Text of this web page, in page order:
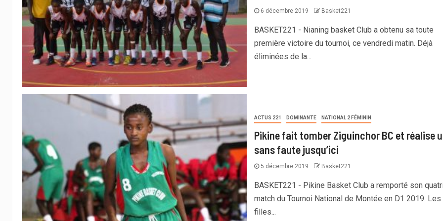
6 décembre 2019 Basket221
BASKET221 - Nianing basket Club a obtenu sa toute
première victoire du tournoi, ce vendredi matin. Déjà
éliminées de la...
ACTUS 221 DOMINANTE NATIONAL 2 FÉMININ
Pikine fait tomber Ziguinchor BC et réalise
sans faute jusqu’ici
5 décembre 2019 Basket221
BASKET221 - Pikine Basket Club a remporté son
match du Tournoi National de Montée en D1 2019. Les
filles...